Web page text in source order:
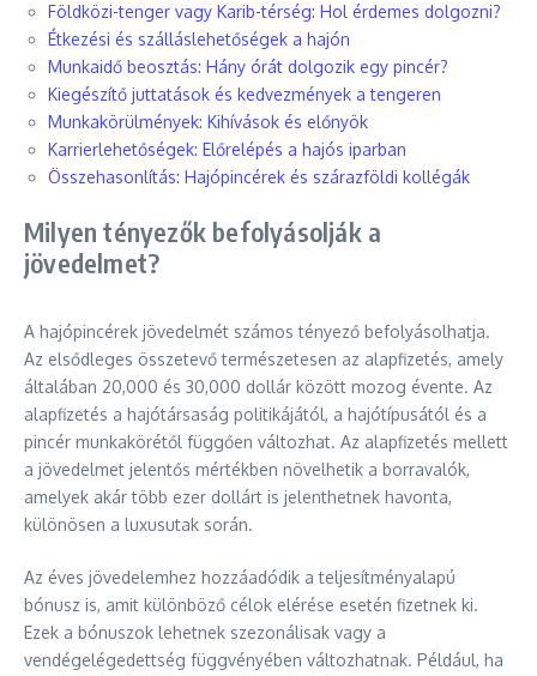
Földközi-tenger vagy Karib-térség: Hol érdemes dolgozni?
Étkezési és szálláslehetőségek a hajón
Munkaidő beosztás: Hány órát dolgozik egy pincér?
Kiegészítő juttatások és kedvezmények a tengeren
Munkakörülmények: Kihívások és előnyök
Karrierlehetőségek: Előrelépés a hajós iparban
Összehasonlítás: Hajópincérek és szárazföldi kollégák
Milyen tényezők befolyásolják a
jövedelmet?
A hajópincérek jövedelmét számos tényező befolyásolhatja.
Az elsődleges összetevő természetesen az alapfizetés, amely
általában 20,000 és 30,000 dollár között mozog évente. Az
alapfizetés a hajótársaság politikájától, a hajótípusától és a
pincér munkakörétől függően változhat. Az alapfizetés mellett
a jövedelmet jelentős mértékben növelhetik a borravalók,
amelyek akár több ezer dollárt is jelenthetnek havonta,
különösen a luxusutak során.
Az éves jövedelemhez hozzáadódik a teljesítményalapú
bónusz is, amit különböző célok elérése esetén fizetnek ki.
Ezek a bónuszok lehetnek szezonálisak vagy a
vendégelégedettség függvényében változhatnak. Például, ha